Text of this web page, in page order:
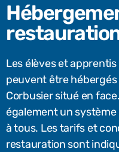
Les élèves et
peuvent être hébergés
Corbusier situé en
également un
à tous. Les tarifs et
restauration sont